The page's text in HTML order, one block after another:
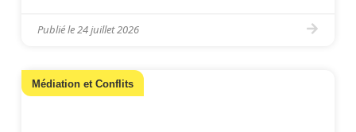
[…]
Publié le24 juillet 2026
Médiation et Conflits